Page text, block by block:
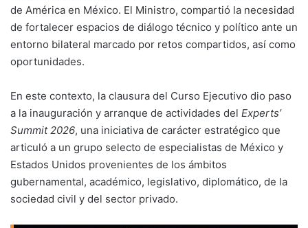
de América en México. El Ministro, compartió la necesidad
de fortalecer espacios de diálogo técnico y político ante un
entorno bilateral marcado por retos compartidos, así como
oportunidades.
En este contexto, la clausura del Curso Ejecutivo dio paso
a la inauguración y arranque de actividades del Experts’
Summit 2026, una iniciativa de carácter estratégico que
articuló a un grupo selecto de especialistas de México y
Estados Unidos provenientes de los ámbitos
gubernamental, académico, legislativo, diplomático, de la
sociedad civil y del sector privado.